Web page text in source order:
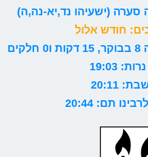
(ישעיהו נד,יא-נה,ה)
חודש אלול
19:03
20:11
תם: 20:44